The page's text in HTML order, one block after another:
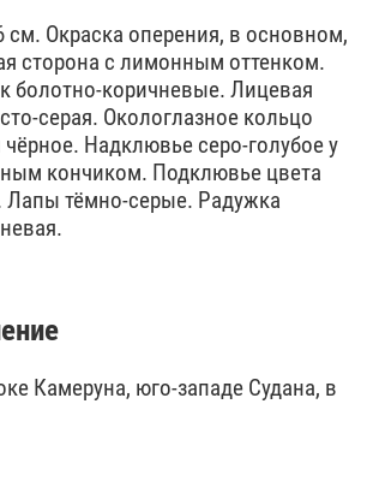
см. Окраска оперения, в основном,
сторона с лимонным оттенком.
болотно-коричневые. Лицевая
серая. Окологлазное кольцо
Надклювье серо-голубое у
кончиком. Подклювье цвета
Лапы тёмно-серые. Радужка
Камеруна, юго-западе Судана, в